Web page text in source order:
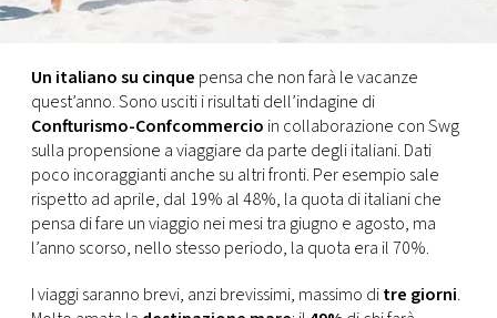
DI
MONACO
RMC
CONSIGLIA
Un italiano su cinque pensa che non farà le vacanze
quest’anno. Sono usciti i risultati dell’indagine di
Confturismo-Confcommercio in collaborazione con Swg
sulla propensione a viaggiare da parte degli italiani. Dati
poco incoraggianti anche su altri fronti. Per esempio sale
rispetto ad aprile, dal 19% al 48%, la quota di italiani che
pensa di fare un viaggio nei mesi tra giugno e agosto, ma
l’anno scorso, nello stesso periodo, la quota era il 70%.
I viaggi saranno brevi, anzi brevissimi, massimo ditre giorni.